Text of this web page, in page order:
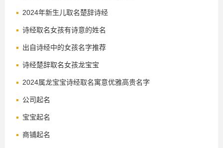
2024年新生儿取名楚辞诗经
诗经取名女孩有诗意的姓名
出自诗经中的女孩名字推荐
诗经楚辞取名女孩龙宝宝
2024属龙宝宝诗经取名寓意优雅高贵名字
公司起名
宝宝起名
商铺起名